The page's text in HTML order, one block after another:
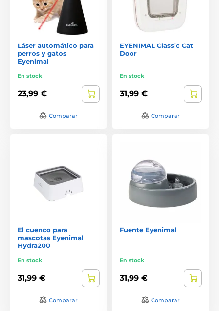
Láser automático para
perros y gatos
Eyenimal
En stock
23,99 €
Comparar
EYENIMAL Classic Cat
Door
En stock
31,99 €
Comparar
El cuenco para
mascotas Eyenimal
Hydra200
En stock
31,99 €
Comparar
Fuente Eyenimal
En stock
31,99 €
Comparar